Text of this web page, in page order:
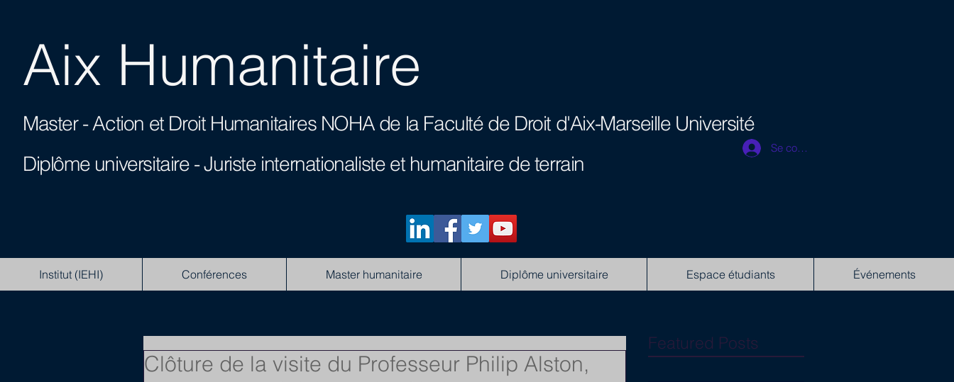
Aix Humanitaire
Master - Action et Droit Humanitaires NOHA de la Faculté de Droit d'Aix-Marseille Université
Diplôme universitaire -Juriste internationaliste et humanitaire de terrain
Se connecter
Institut (IEHI) Conférences Master humanitaire Diplôme universitaire Espace étudiants Événements
Clôture de la visite du Professeur Philip Alston,
Featured Posts